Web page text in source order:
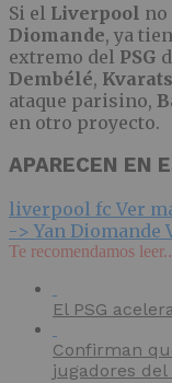
Si el Liverpool no
Diomande, ya
extremo del PSG
Dembélé,
ataque parisino,
en otro proyecto.
APARECEN EN
liverpool fc Ver
->Yan Diomande
Te recomendamos
El PSG
Confirman
jugadores del